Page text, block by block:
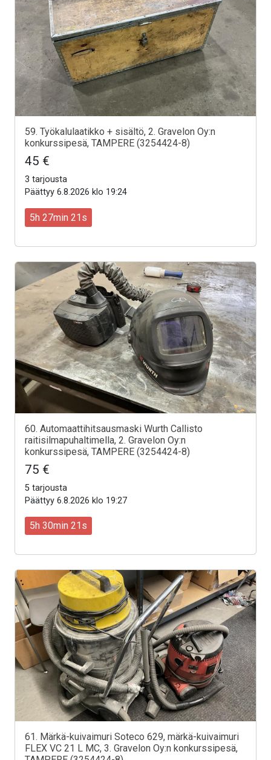
59. Työkalulaatikko + sisältö, 2. Gravelon Oy:n
konkurssipesä, TAMPERE (3254424-8)
45 €
3 tarjousta
Päättyy 6.8.2026 klo 19:24
5h 27min 19s
60. Automaattihitsausmaski Wurth Callisto
raitisilmapuhaltimella, 2. Gravelon Oy:n
konkurssipesä, TAMPERE (3254424-8)
75 €
5 tarjousta
Päättyy 6.8.2026 klo 19:27
5h 30min 19s
61. Märkä-kuivaimuri Soteco 629, märkä-kuivaimuri
FLEX VC 21 L MC, 3. Gravelon Oy:n konkurssipesä,